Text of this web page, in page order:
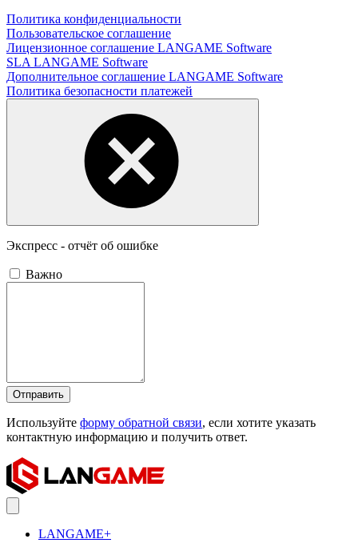
Политика конфиденциальности
Пользовательское соглашение
Лицензионное соглашение LANGAME Software
SLA LANGAME Software
Дополнительное соглашение LANGAME Software
Политика безопасности платежей
Экспресс - отчёт об ошибке
Важно
Отправить
Используйте форму обратной связи, если хотите указать
контактную информацию и получить ответ.
LANGAME+